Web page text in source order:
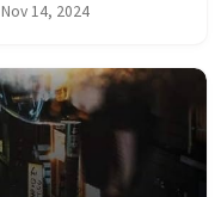
lit : le patriarcat...
Nov 14, 2024